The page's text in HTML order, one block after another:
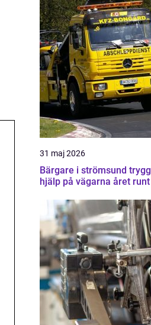
31 maj 2026
Bärgare i strömsund trygg
hjälp på vägarna året runt